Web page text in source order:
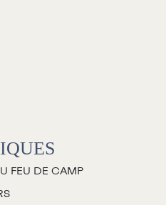
FEU DE CAMP